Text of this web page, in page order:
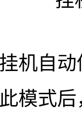
机自
模式